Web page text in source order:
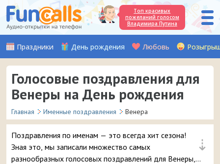
Топ красивых
пожеланий голосом
Владимира Путина
Праздники День рождения Любовь
Голосовые поздравления для
Венеры на День рождения
Главная Именные поздравления Венера
⇣
Поздравления по именам — это всегда хит сезона!
Зная это, мы записали множество самых
разнообразных голосовых поздравлений для Венеры,